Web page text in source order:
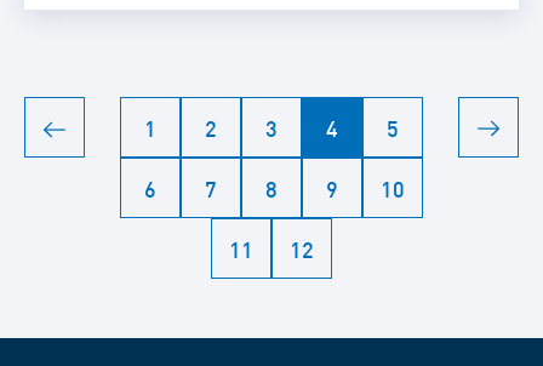
1 2 3 4
5
6
7 8 9
10
11
12